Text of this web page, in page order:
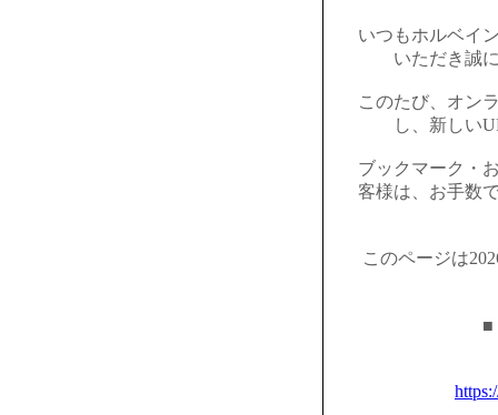
いつもホルベイ
いただき誠
このたび、オン
し、新しい
ブックマーク・
客様は、お手数
このページは
■